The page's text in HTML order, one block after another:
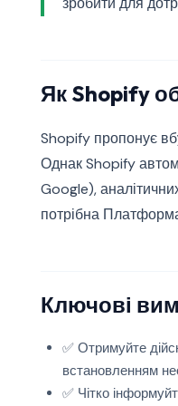
Як Shopify
Shopify пропонує
Однак Shopify
Google),
потрібна
Ключові
✅ Отримуйте
встановленням
✅ Чітко